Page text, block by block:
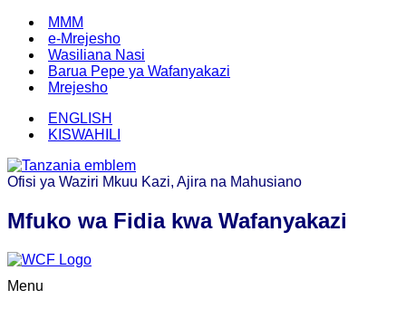
MMM
e-Mrejesho
Wasiliana Nasi
Barua Pepe ya Wafanyakazi
Mrejesho
ENGLISH
KISWAHILI
Ofisi ya Waziri Mkuu Kazi, Ajira na Mahusiano
Mfuko wa Fidia kwa Wafanyakazi
Menu